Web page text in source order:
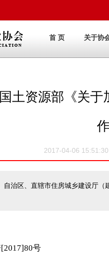
首 页 关于协
土资源部《关
2017-04-06
自治区、直辖市住房城乡建设厅
号